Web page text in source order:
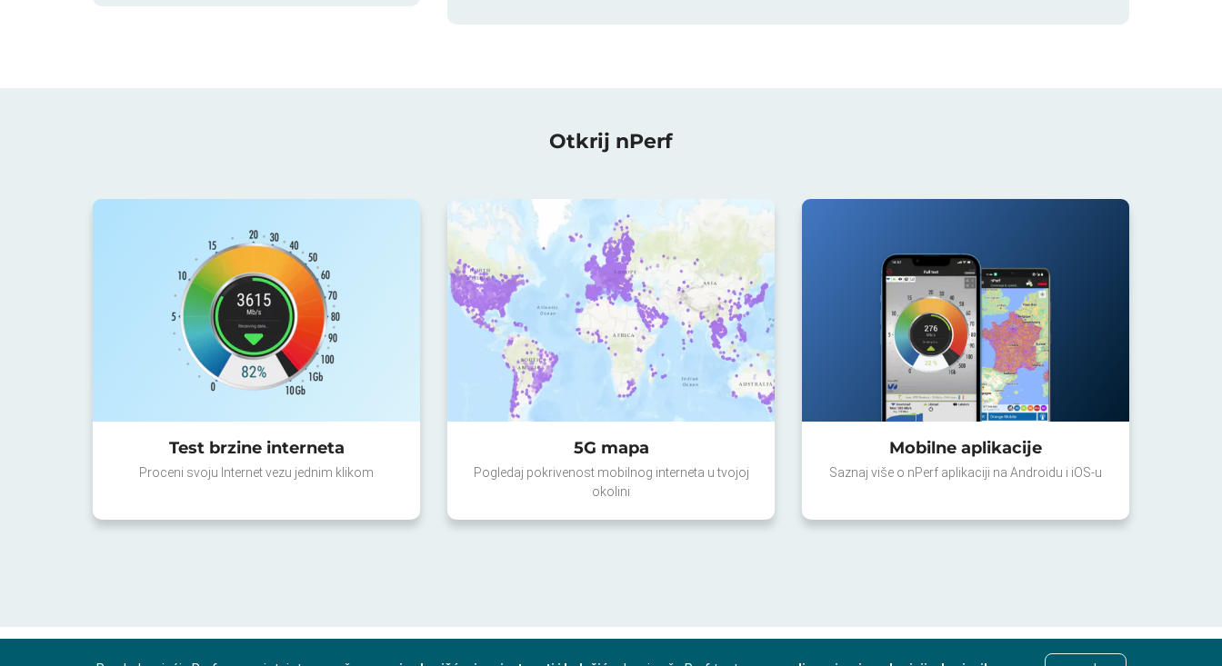
Otkrij nPerf
Test brzine interneta
Proceni svoju Internet vezu jednim klikom
5G mapa
Pogledaj pokrivenost mobilnog interneta u tvojoj
okolini
Mobilne aplikacije
Saznaj više o nPerf aplikaciji na Androidu i iOS-u